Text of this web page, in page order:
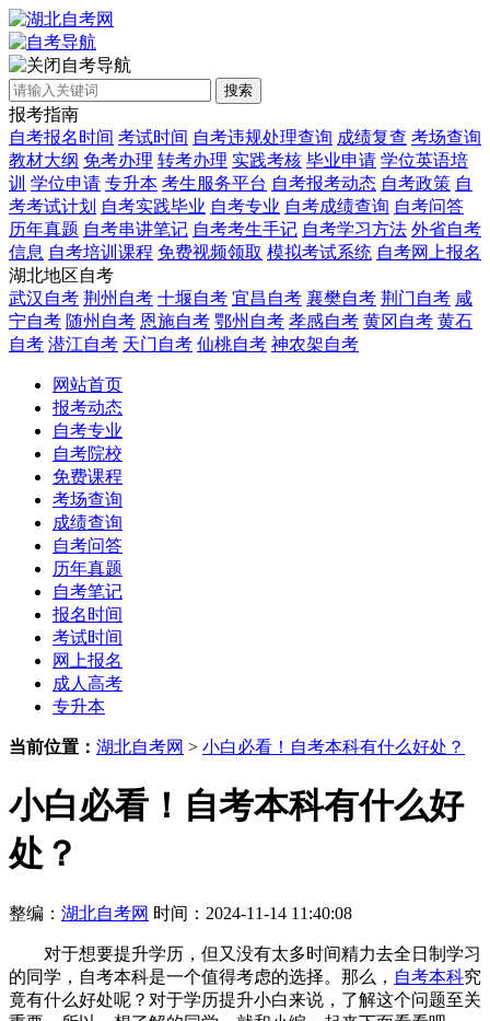
自考导航
搜索
报考指南
自考报名时间 考试时间 自考违规处理查询 成绩复查 考场查询
教材大纲 免考办理 转考办理 实践考核 毕业申请 学位英语培
训 学位申请 专升本 考生服务平台 自考报考动态 自考政策 自
考考试计划 自考实践毕业 自考专业 自考成绩查询 自考问答
历年真题 自考串讲笔记 自考考生手记 自考学习方法 外省自考
信息 自考培训课程 免费视频领取 模拟考试系统 自考网上报名
湖北地区自考
武汉自考 荆州自考 十堰自考 宜昌自考 襄樊自考 荆门自考 咸
宁自考 随州自考 恩施自考 鄂州自考 孝感自考 黄冈自考 黄石
自考 潜江自考 天门自考 仙桃自考 神农架自考
网站首页
报考动态
自考专业
自考院校
免费课程
考场查询
成绩查询
自考问答
历年真题
自考笔记
报名时间
考试时间
网上报名
成人高考
专升本
当前位置： 湖北自考网 > 小白必看！自考本科有什么好处？
小白必看！自考本科有什么好
处？
整编： 湖北自考网 时间：2024-11-14 11:40:08
对于想要提升学历，但又没有太多时间精力去全日制学习
的同学，自考本科是一个值得考虑的选择。那么， 自考本科究
竟有什么好处呢？对于学历提升小白来说，了解这个问题至关